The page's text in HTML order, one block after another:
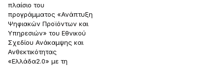
πλαίσιο του
προγράμματος «Ανάπτυξη
Ψηφιακών Προϊόντων και
Υπηρεσιών» του Εθνικού
Σχεδίου Ανάκαμψης και
Ανθεκτικότητας
«Ελλάδα2.0» με τη